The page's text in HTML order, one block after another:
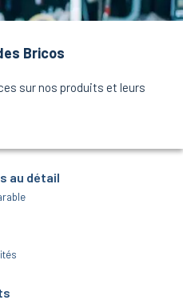
Bricos
sur nos produits et leurs
au détail